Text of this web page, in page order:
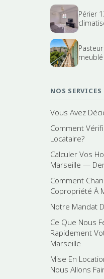
Périer
NOS SERVICES
Vous Avez
Comment
Locataire?
Calculer Vos
Marseille —
Comment
Copropriété À
Notre Mandat
Ce Que Nous
Rapidement
Marseille
Mise En
Nous Allons